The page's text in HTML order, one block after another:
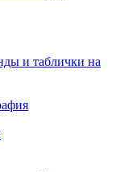
и таблички на